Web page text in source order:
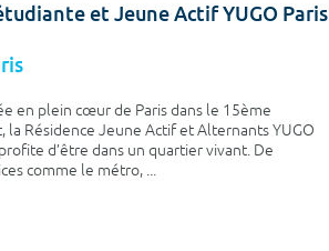
et Jeune Actif YUGO Paris
en plein cœur de Paris dans le 15ème
la Résidence Jeune Actif et Alternants YUGO
d’être dans un quartier vivant. De
comme le métro, ...